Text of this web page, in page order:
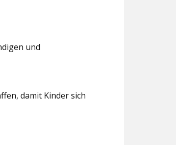
und
damit Kinder sich